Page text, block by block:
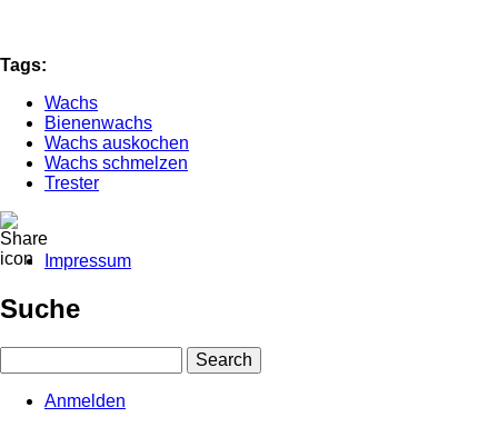
Tags:
Wachs
Bienenwachs
Wachs auskochen
Wachs schmelzen
Trester
Impressum
Suche
Anmelden